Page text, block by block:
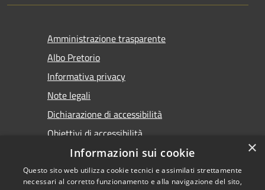
Amministrazione trasparente
Albo Pretorio
Informativa privacy
Note legali
Dichiarazione di accessibilità
Obiettivi di accessibilità
×
Informazioni sui cookie
Questo sito web utilizza cookie tecnici e assimilati strettamente
necessari al corretto funzionamento e alla navigazione del sito,
Premi Escape per chiudere